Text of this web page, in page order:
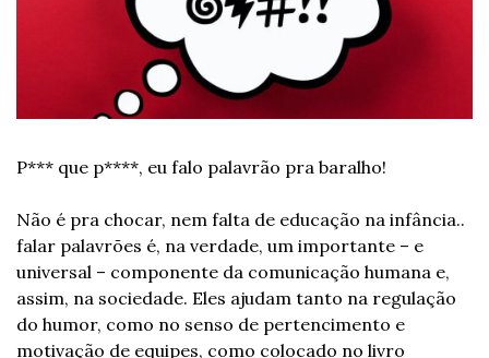
P*** que p****, eu falo palavrão pra baralho!
Não é pra chocar, nem falta de educação na infância..
falar palavrões é, na verdade, um importante – e
universal – componente da comunicação humana e,
assim, na sociedade. Eles ajudam tanto na regulação
do humor, como no senso de pertencimento e